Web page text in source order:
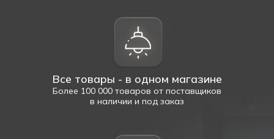
Все товары - в одном магазине
Более 100 000 товаров от поставщиков
в наличии и под заказ